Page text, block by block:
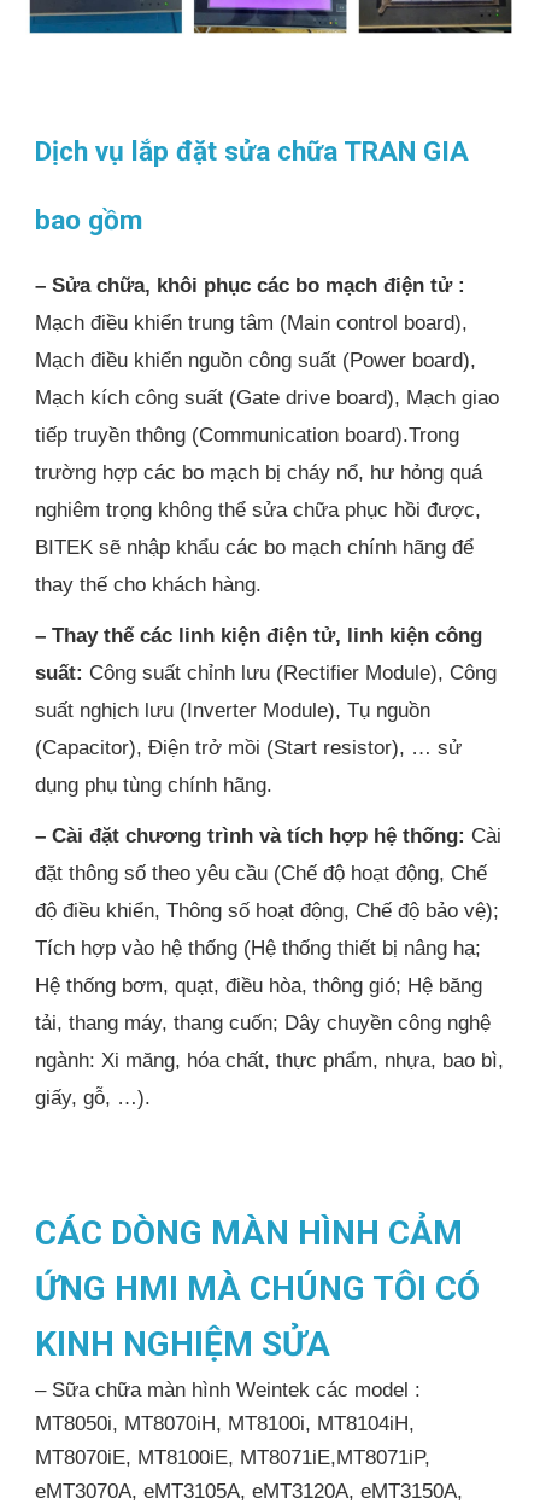
Dịch vụ lắp đặt sửa chữa TRAN GIA
bao gồm
– Sửa chữa, khôi phục các bo mạch điện tử :
Mạch điều khiển trung tâm (Main control board),
Mạch điều khiển nguồn công suất (Power board),
Mạch kích công suất (Gate drive board), Mạch giao
tiếp truyền thông (Communication board).Trong
trường hợp các bo mạch bị cháy nổ, hư hỏng quá
nghiêm trọng không thể sửa chữa phục hồi được,
BITEK sẽ nhập khẩu các bo mạch chính hãng để
thay thế cho khách hàng.
– Thay thế các linh kiện điện tử, linh kiện công
suất: Công suất chỉnh lưu (Rectifier Module), Công
suất nghịch lưu (Inverter Module), Tụ nguồn
(Capacitor), Điện trở mồi (Start resistor), … sử
dụng phụ tùng chính hãng.
– Cài đặt chương trình và tích hợp hệ thống: Cài
đặt thông số theo yêu cầu (Chế độ hoạt động, Chế
độ điều khiển, Thông số hoạt động, Chế độ bảo vệ);
Tích hợp vào hệ thống (Hệ thống thiết bị nâng hạ;
Hệ thống bơm, quạt, điều hòa, thông gió; Hệ băng
tải, thang máy, thang cuốn; Dây chuyền công nghệ
ngành: Xi măng, hóa chất, thực phẩm, nhựa, bao bì,
giấy, gỗ, …).
CÁC DÒNG MÀN HÌNH CẢM
ỨNG HMI MÀ CHÚNG TÔI CÓ
KINH NGHIỆM SỬA
– Sữa chữa màn hình Weintek các model :
MT8050i, MT8070iH, MT8100i, MT8104iH,
MT8070iE, MT8100iE, MT8071iE,MT8071iP,
eMT3070A, eMT3105A, eMT3120A, eMT3150A,